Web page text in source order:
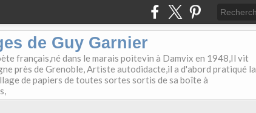
de Guy Garnier
français,né dans le marais poitevin à Damvix en 1948,Il vit
près de Grenoble, Artiste autodidacte,il a d'abord pratiqué la
de papiers de toutes sortes sortis de sa boîte à